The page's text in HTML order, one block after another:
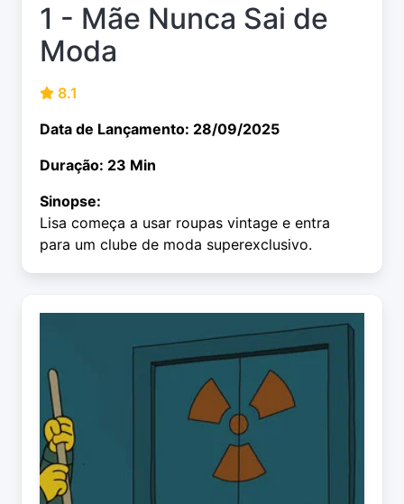
1 - Mãe Nunca Sai de
Moda
8.1
Data de Lançamento: 28/09/2025
Duração: 23 Min
Sinopse:
Lisa começa a usar roupas vintage e entra
para um clube de moda superexclusivo.